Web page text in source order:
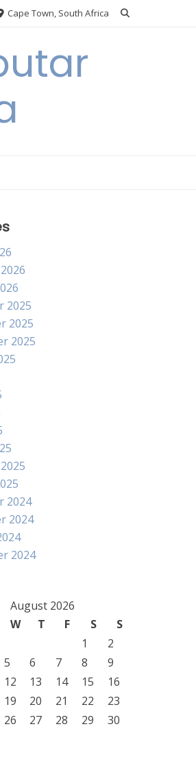
Cape Town, South Africa
2025
2025
2025
2024
2024
2024
August 2026
W T F S
S
1
2
5 6 7 8
9
12 13 14 15
16
19 20 21 22
23
26 27 28 29
30